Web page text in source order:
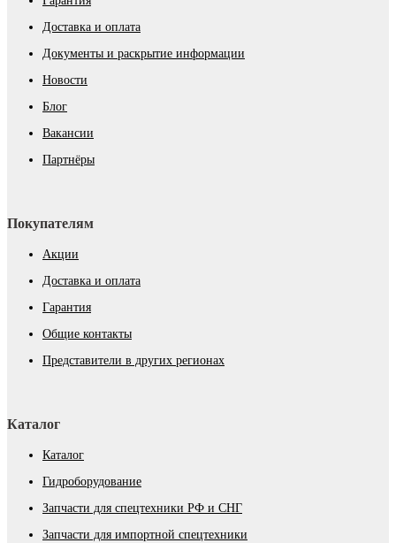
Доставка и оплата
Документы и раскрытие информации
Новости
Блог
Вакансии
Партнёры
Покупателям
Акции
Доставка и оплата
Гарантия
Общие контакты
Представители в других регионах
Каталог
Каталог
Гидроборудование
Запчасти для спецтехники РФ и СНГ
Запчасти для импортной спецтехники